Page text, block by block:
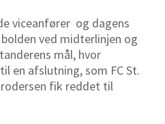
viceanfører og dagens
ved midterlinjen og
mål, hvor
en afslutning, som FC St.
fik reddet til